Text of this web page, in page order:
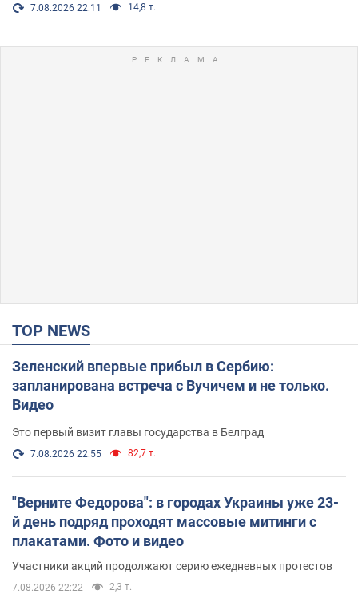
7.08.2026 22:11 14,8 т.
TOP NEWS
Зеленский впервые прибыл в Сербию:
запланирована встреча с Вучичем и не только.
Видео
Это первый визит главы государства в Белград
7.08.2026 22:55 82,7 т.
"Верните Федорова": в городах Украины уже 23-
й день подряд проходят массовые митинги с
плакатами. Фото и видео
Участники акций продолжают серию ежедневных протестов
7.08.2026 22:22 2,3 т.